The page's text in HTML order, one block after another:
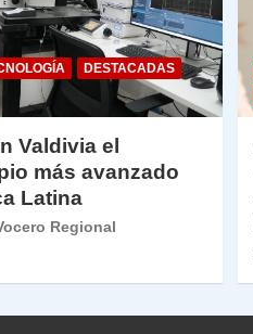
DESTACADAS
Valdivia el
más avanzado
Latina
Regional